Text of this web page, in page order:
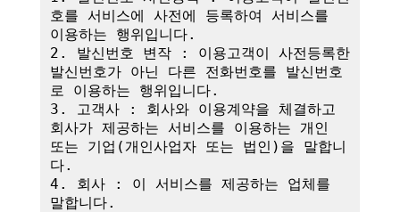
호를 서비스에 사전에 등록하여 서비스를
이용하는 행위입니다.
2. 발신번호 변작 : 이용고객이 사전등록한
발신번호가 아닌 다른 전화번호를 발신번호
로 이용하는 행위입니다.
3. 고객사 : 회사와 이용계약을 체결하고
회사가 제공하는 서비스를 이용하는 개인
또는 기업(개인사업자 또는 법인)을 말합니
다.
4. 회사 : 이 서비스를 제공하는 업체를
말합니다.